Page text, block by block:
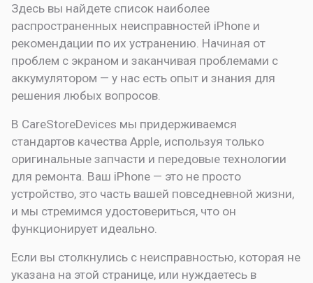
Здесь вы найдете список наиболее
распространенных неисправностей iPhone и
рекомендации по их устранению. Начиная от
проблем с экраном и заканчивая проблемами с
аккумулятором — у нас есть опыт и знания для
решения любых вопросов.
В CareStoreDevices мы придерживаемся
стандартов качества Apple, используя только
оригинальные запчасти и передовые технологии
для ремонта. Ваш iPhone — это не просто
устройство, это часть вашей повседневной жизни,
и мы стремимся удостовериться, что он
функционирует идеально.
Если вы столкнулись с неисправностью, которая не
указана на этой странице, или нуждаетесь в